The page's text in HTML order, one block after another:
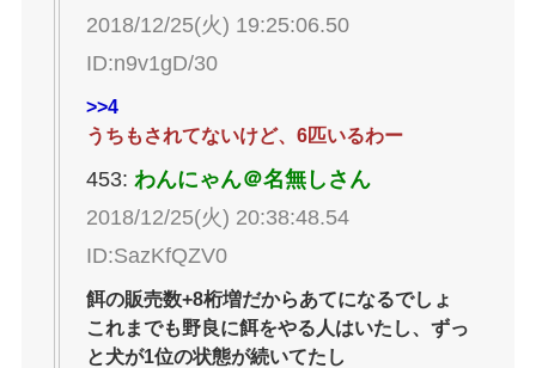
2018/12/25(火) 19:25:06.50
ID:n9v1gD/30
>>4
うちもされてないけど、6匹いるわー
453: わんにゃん＠名無しさん
2018/12/25(火) 20:38:48.54
ID:SazKfQZV0
餌の販売数+8桁増だからあてになるでしょ
これまでも野良に餌をやる人はいたし、ずっ
と犬が1位の状態が続いてたし